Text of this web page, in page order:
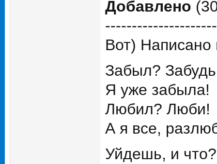
Добавлено
Вот) Написано
Забыл?
Я уже забыла!
Любил? Люби!
А я все,
Уйдешь, и что?